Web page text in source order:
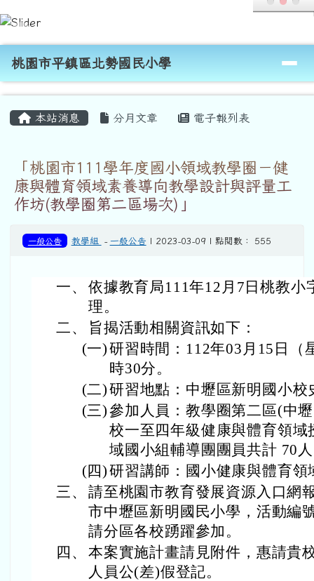
跳至主內容區
桃園市平鎮區北勢國民小學
導覽列
桃園市平鎮區北勢國民小學
本站消息 分月文章 電子報列表
「桃園市111學年度國小領域教學圈－健
康與體育領域素養導向教學設計與評量工
作坊(教學圈第二區場次)」
一般公告 教學組 - 一般公告 | 2023-03-09 | 點閱數： 555
一、 依據教育局111年12月7日桃教小
理。
二、
旨揭活動相關資訊如下：
(一)研習時間：112年03月15日（
時30分。
(二)研習地點：中壢區新明國小校
(三)參加人員：教學圈第二區(中
校一至四年級健康與體育領
域國小組輔導團團員共計 70
(四)研習講師：國小健康與體育
三、 請至桃園市教育發展資源入口網
市中壢區新明國民小學，活動編
請分區各校踴躍參加。
四、 本案實施計畫請見附件，惠請貴
人員公(差)假登記。